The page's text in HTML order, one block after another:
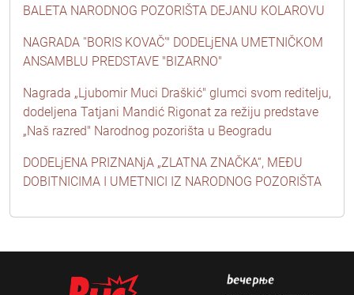
BALETA NARODNOG POZORIŠTA DEJANU KOLAROVU
NAGRADA ''BORIS KOVAČ'" DODELjENA UMETNIČKOM
ANSAMBLU PREDSTAVE "BIZARNO"
Nagrada „Ljubomir Muci Draškić" glumci svom reditelju,
dodeljena Tatjani Mandić Rigonat za režiju predstave
„Naš razred" Narodnog pozorišta u Beogradu
DODELjENA PRIZNANjA „ZLATNA ZNAČKA“, MEĐU
DOBITNICIMA I UMETNICI IZ NARODNOG POZORIŠTA